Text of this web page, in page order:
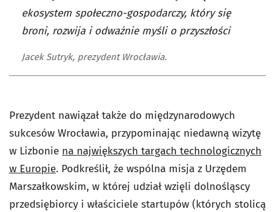
ekosystem społeczno-gospodarczy, który się
broni, rozwija i odważnie myśli o przyszłości
Jacek Sutryk, prezydent Wrocławia.
Prezydent nawiązał także do międzynarodowych
sukcesów Wrocławia, przypominając niedawną wizytę
w Lizbonie na największych targach technologicznych
w Europie. Podkreślił, że wspólna misja z Urzędem
Marszałkowskim, w której udział wzięli dolnośląscy
przedsiębiorcy i właściciele startupów (których stolicą